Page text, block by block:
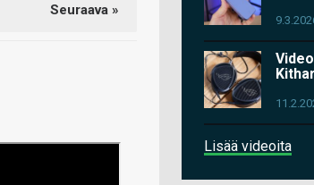
Seuraava »
Lisää videoita